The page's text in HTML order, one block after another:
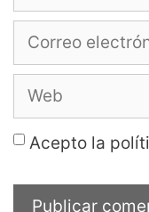
Correo
electrónico
Web
Acepto la